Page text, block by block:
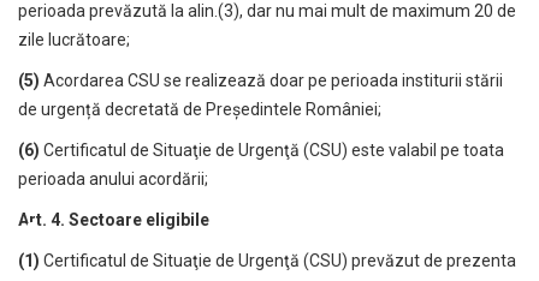
perioada prevăzută la alin.(3), dar nu mai mult de maximum 20 de
zile lucrătoare;
(5) Acordarea CSU se realizează doar pe perioada institurii stării
de urgență decretată de Președintele României;
(6) Certificatul de Situaţie de Urgenţă (CSU) este valabil pe toata
perioada anului acordării;
Art. 4. Sectoare eligibile
(1) Certificatul de Situaţie de Urgenţă (CSU) prevăzut de prezenta